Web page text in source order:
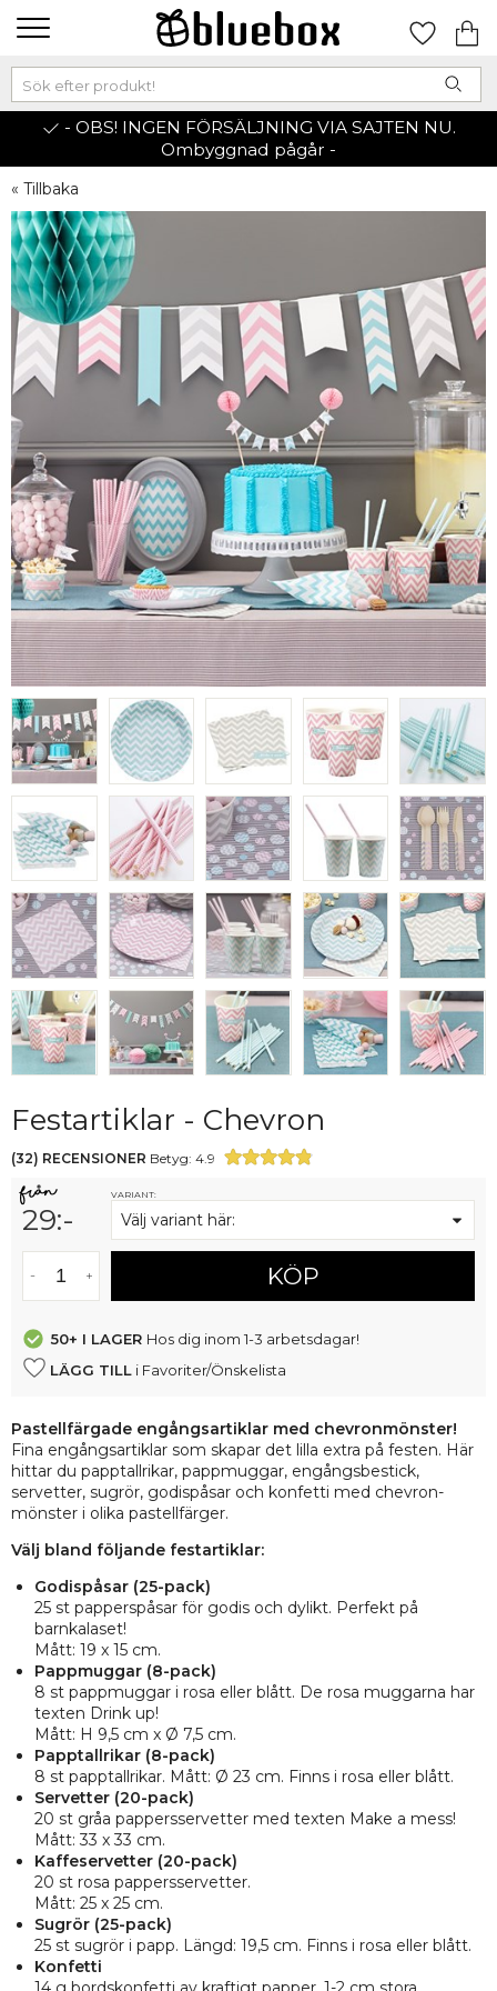
- OBS! INGEN FÖRSÄLJNING VIA SAJTEN NU.
Ombyggnad pågår -
« Tillbaka
Festartiklar - Chevron
(32) RECENSIONER Betyg: 4.9
29:-
VARIANT:
Välj variant här:
KÖP
50+ I LAGER Hos dig inom 1-3 arbetsdagar!
LÄGG TILL i Favoriter/Önskelista
Pastellfärgade engångsartiklar med chevronmönster!
Fina engångsartiklar som skapar det lilla extra på festen. Här
hittar du papptallrikar, pappmuggar, engångsbestick,
servetter, sugrör, godispåsar och konfetti med chevron-
mönster i olika pastellfärger.
Välj bland följande festartiklar:
Godispåsar (25-pack)
25 st papperspåsar för godis och dylikt. Perfekt på
barnkalaset!
Mått: 19 x 15 cm.
Pappmuggar (8-pack)
8 st pappmuggar i rosa eller blått. De rosa muggarna har
texten Drink up!
Mått: H 9,5 cm x Ø 7,5 cm.
Papptallrikar (8-pack)
8 st papptallrikar. Mått: Ø 23 cm. Finns i rosa eller blått.
Servetter (20-pack)
20 st gråa pappersservetter med texten Make a mess!
Mått: 33 x 33 cm.
Kaffeservetter (20-pack)
20 st rosa pappersservetter.
Mått: 25 x 25 cm.
Sugrör (25-pack)
25 st sugrör i papp. Längd: 19,5 cm. Finns i rosa eller blått.
Konfetti